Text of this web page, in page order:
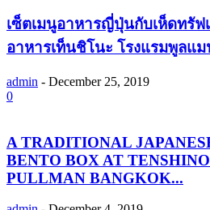
เซ็ตเมนูอาหารญี่ปุ่นกับเห็ดทรั
อาหารเท็นชิโนะ โรงแรมพูลแม
admin - December 25, 2019
0
A TRADITIONAL
BENTO BOX AT
PULLMAN BANGKOK...